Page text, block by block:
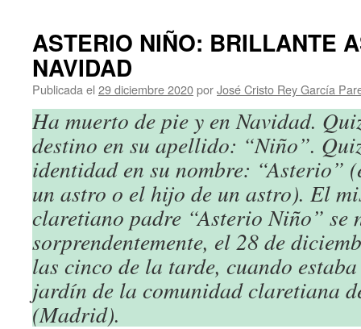
ASTERIO NIÑO: BRILLANTE
NAVIDAD
Publicada el 29 diciembre 2020porJosé Cristo Rey García
Ha muerto de pie y en Navidad.
destino en su apellido: “Niño”.
identidad en su nombre: “Asterio”
un astro o el hijo de un astro). El
claretiano padre “Asterio Niño” se
sorprendentemente, el 28 de
las cinco de la tarde, cuando
jardín de la comunidad claretiana
(Madrid).